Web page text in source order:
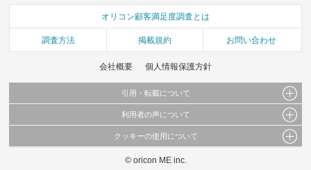
オリコン顧客満足度調査とは
調査方法 掲載規約 お問い合わせ
会社概要 個人情報保護方針
引用・転載について
当サイトで公開されている情報（文字、写真、イラスト、画像データ等）及びこれらの配
これらの情報を権利者の許可なく無断転載・複製などの二次利用を行うことは固く禁じて
利用者の声について
当サイトに掲載している内容はすべてサービスの利用者が提出された見解・感想です。
弊社の見解・ 意見ではないことをご理解いただいた上でご覧ください。
クッキーの使用について
このサイトでは Cookie を使用して、ユーザーに合わせたコンテンツや広告の表示、ソー
© oricon ME inc.